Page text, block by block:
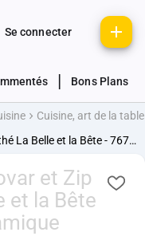
Se connecter
Bons Plans
Cuisine, art de la table
Disney Madame Samovar et Zip - Service à thé La Belle et la Bête - 767ml et 85ml - Céramique
et Zip
et la Bête